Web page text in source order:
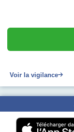
Voir la vigilance